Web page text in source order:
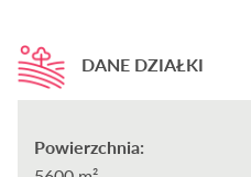
DANE DZIAŁKI
Powierzchnia: